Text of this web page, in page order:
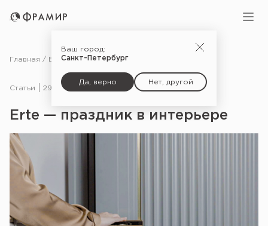
Ваш город:
Санкт-Петербург
Да, верно Нет, другой
Главная Блог Статьи
Статьи 29.01.25
Erte — праздник в интерьере